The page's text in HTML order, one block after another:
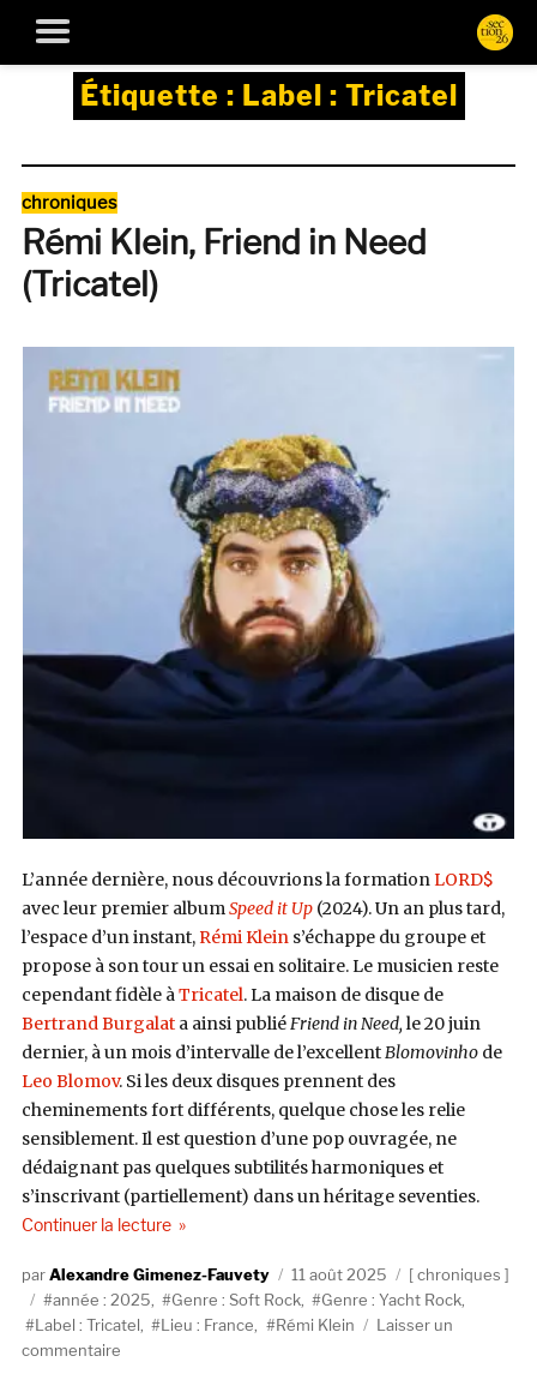
Étiquette : Label : Tricatel
Catégories
chroniques
Rémi Klein, Friend in Need
(Tricatel)
L’année dernière, nous découvrions la formationLORD$
avec leur premier albumSpeed it Up (2024). Un an plus tard,
l’espace d’un instant,Rémi Kleins’échappe du groupe et
propose à son tour un essai en solitaire. Le musicien reste
cependant fidèle àTricatel. La maison de disque de
Bertrand Burgalata ainsi publiéFriend in Need, le 20 juin
dernier, à un mois d’intervalle de l’excellentBlomovinho de
Leo Blomov. Si les deux disques prennent des
cheminements fort différents, quelque chose les relie
sensiblement. Il est question d’une pop ouvragée, ne
dédaignant pas quelques subtilités harmoniques et
s’inscrivant (partiellement) dans un héritage seventies.
Continuer la lecturede « Rémi Klein, Friend in Need (Tricatel) »
AuteurAlexandre Gimenez-Fauvety
Publié
le
11 août 2025 Catégories
chroniques
Étiquettes
année : 2025, Genre : Soft Rock, Genre : Yacht Rock,
Label : Tricatel, Lieu : France, Rémi Klein
Laisser un
commentairesur